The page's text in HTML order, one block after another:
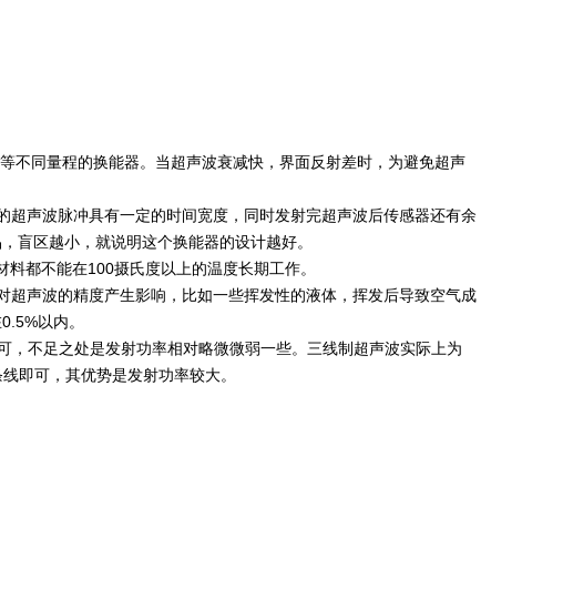
不同量程的换能器。当超声波衰减快，界面反射差时，为避免超声
声波脉冲具有一定的时间宽度，同时发射完超声波后传感器还有余
盲区越小，就说明这个换能器的设计越好。
都不能在100摄氏度以上的温度长期工作。
声波的精度产生影响，比如一些挥发性的液体，挥发后导致空气成
以内。
不足之处是发射功率相对略微微弱一些。三线制超声波实际上为
即可，其优势是发射功率较大。